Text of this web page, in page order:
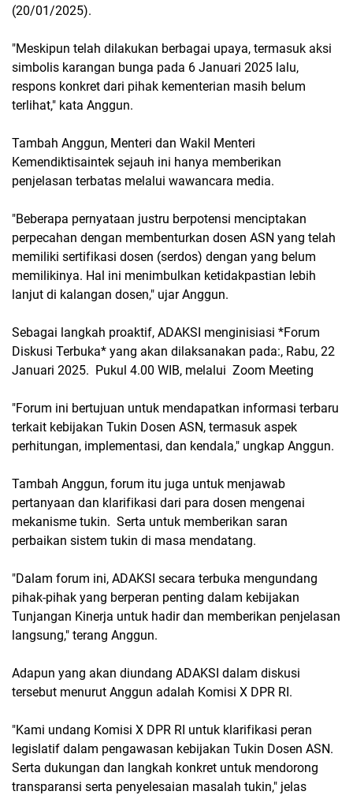
(20/01/2025).
"Meskipun telah dilakukan berbagai upaya, termasuk aksi
simbolis karangan bunga pada 6 Januari 2025 lalu,
respons konkret dari pihak kementerian masih belum
terlihat," kata Anggun.
Tambah Anggun, Menteri dan Wakil Menteri
Kemendiktisaintek sejauh ini hanya memberikan
penjelasan terbatas melalui wawancara media.
"Beberapa pernyataan justru berpotensi menciptakan
perpecahan dengan membenturkan dosen ASN yang telah
memiliki sertifikasi dosen (serdos) dengan yang belum
memilikinya. Hal ini menimbulkan ketidakpastian lebih
lanjut di kalangan dosen," ujar Anggun.
Sebagai langkah proaktif, ADAKSI menginisiasi *Forum
Diskusi Terbuka* yang akan dilaksanakan pada:, Rabu, 22
Januari 2025. Pukul 4.00 WIB, melalui Zoom Meeting
"Forum ini bertujuan untuk mendapatkan informasi terbaru
terkait kebijakan Tukin Dosen ASN, termasuk aspek
perhitungan, implementasi, dan kendala," ungkap Anggun.
Tambah Anggun, forum itu juga untuk menjawab
pertanyaan dan klarifikasi dari para dosen mengenai
mekanisme tukin. Serta untuk memberikan saran
perbaikan sistem tukin di masa mendatang.
"Dalam forum ini, ADAKSI secara terbuka mengundang
pihak-pihak yang berperan penting dalam kebijakan
Tunjangan Kinerja untuk hadir dan memberikan penjelasan
langsung," terang Anggun.
Adapun yang akan diundang ADAKSI dalam diskusi
tersebut menurut Anggun adalah Komisi X DPR RI.
"Kami undang Komisi X DPR RI untuk klarifikasi peran
legislatif dalam pengawasan kebijakan Tukin Dosen ASN.
Serta dukungan dan langkah konkret untuk mendorong
transparansi serta penyelesaian masalah tukin," jelas